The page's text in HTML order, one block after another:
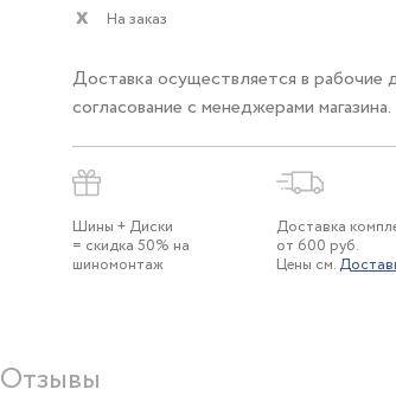
На заказ
Доставка осуществляется в рабочие
согласование с менеджерами магазина.
Шины + Диски
= скидка 50% на
шиномонтаж
Доставка
от 600 руб.
Цены см.
Отзывы